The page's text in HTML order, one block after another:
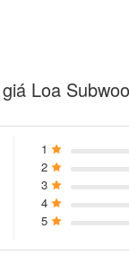
with steel grille
@-6 dB
Frequencies
Loa
1
2
3
4
5